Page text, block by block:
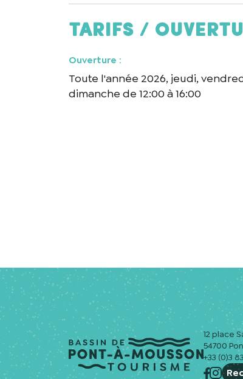
Tarifs /
Ouverture :
Toute l'année 2026, jeudi,
dimanche de 12:00 à 16:00
12 place
54700
+33 (0)3